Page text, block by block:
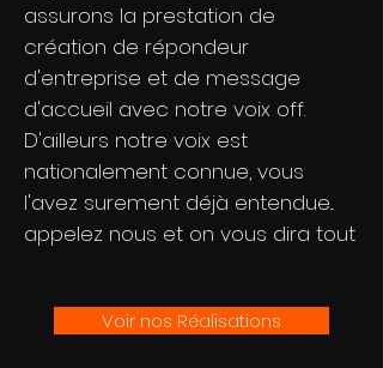
assurons la prestation de
création de répondeur
d'entreprise et de message
d'accueil avec notre voix off.
D'ailleurs notre voix est
nationalement connue, vous
l'avez surement déjà entendue...
appelez nous et on vous dira tout
Voir nos Réalisations